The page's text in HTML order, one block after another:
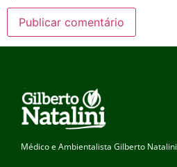
Médico e Ambientalista Gilberto Natalini